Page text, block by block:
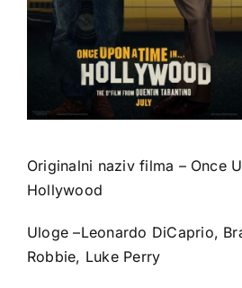
Originalni naziv filma – Once
Hollywood
Uloge –Leonardo DiCaprio,
Robbie, Luke Perry